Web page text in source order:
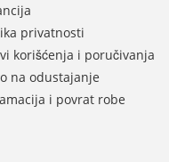
privatnosti
korišćenja i poručivanja
na odustajanje
i povrat robe